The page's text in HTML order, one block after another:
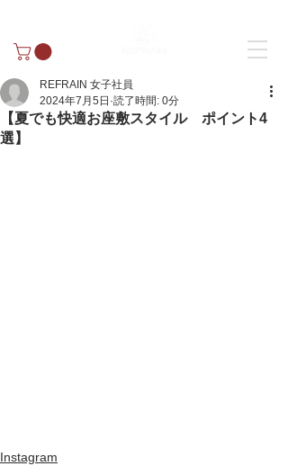
【夏でも快適お座敷スタイル ポイント4
選】
REFRAIN 女子社員
2024年7月5日 読了時間: 0分
Instagram